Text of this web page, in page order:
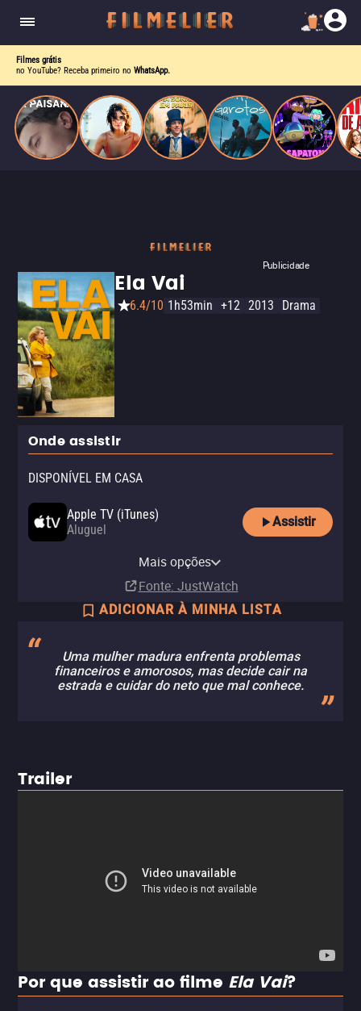
Filmes grátis
no YouTube? Receba primeiro no WhatsApp.
Publicidade
Ela Vai
6.4/10 1h53min +12 2013 Drama
Onde assistir
DISPONÍVEL EM CASA
Apple TV (iTunes)
Aluguel
Assistir
Mais opções
Fonte: JustWatch
ADICIONAR À MINHA LISTA
Uma mulher madura enfrenta problemas
financeiros e amorosos, mas decide cair na
estrada e cuidar do neto que mal conhece.
Trailer
Por que assistir ao filme Ela Vai?
quando se apaixona por um de seus alvos.